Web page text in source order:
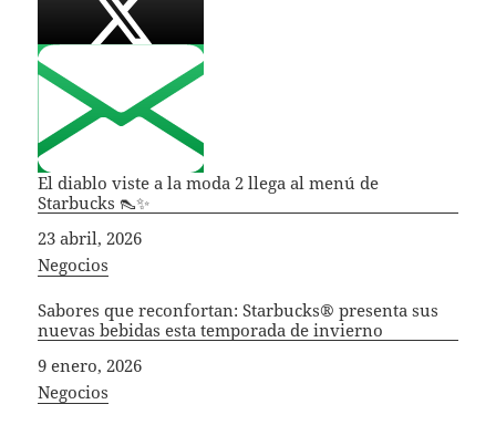
El diablo viste a la moda 2 llega al menú de
Starbucks 👠✨
Fecha
23 abril, 2026
In relation to
Negocios
Sabores que reconfortan: Starbucks® presenta sus
nuevas bebidas esta temporada de invierno
Fecha
9 enero, 2026
In relation to
Negocios